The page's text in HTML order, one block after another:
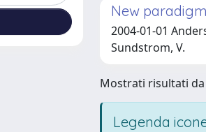
New
2004-01-01
Sundstrom, V.
Mostrati risultati da
Legenda